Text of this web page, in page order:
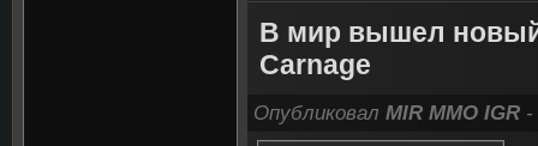
В мир вышел новый
Carnage
Опубликовал MIR MMO IGR -